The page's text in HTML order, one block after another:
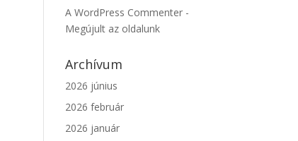
A WordPress Commenter -
Megújult az oldalunk
Archívum
2026 június
2026 február
2026 január